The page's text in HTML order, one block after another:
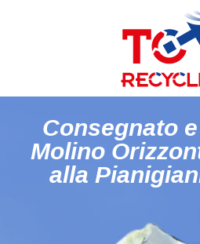
Consegnato
Molino
alla